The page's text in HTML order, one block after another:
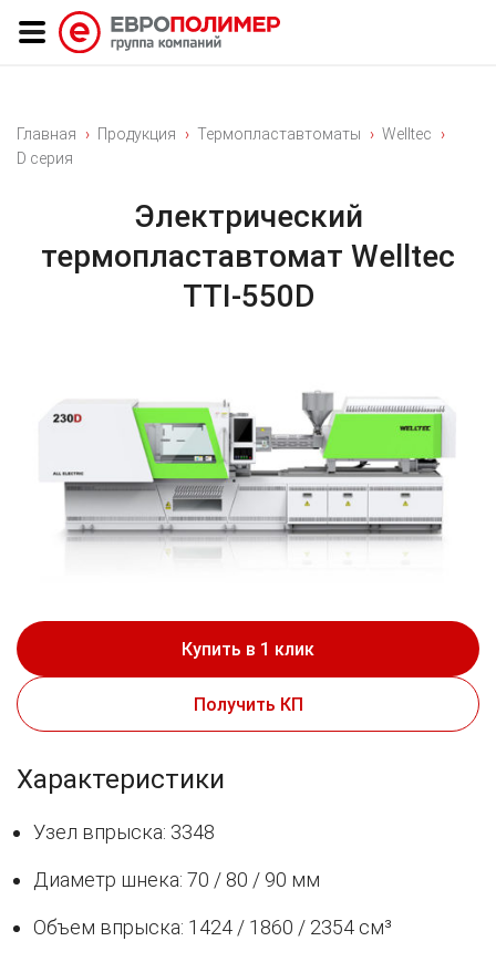
Главная Продукция Термопластавтоматы
Welltec
D серия
Электрический
термопластавтомат Welltec
TTI-550D
Купить в 1 клик
Получить КП
Характеристики
Узел впрыска: 3348
Диаметр шнека: 70 / 80 / 90 мм
Объем впрыска: 1424 / 1860 / 2354 см³